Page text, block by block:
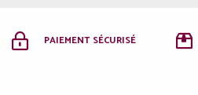
PAIEMENT SÉCURISÉ